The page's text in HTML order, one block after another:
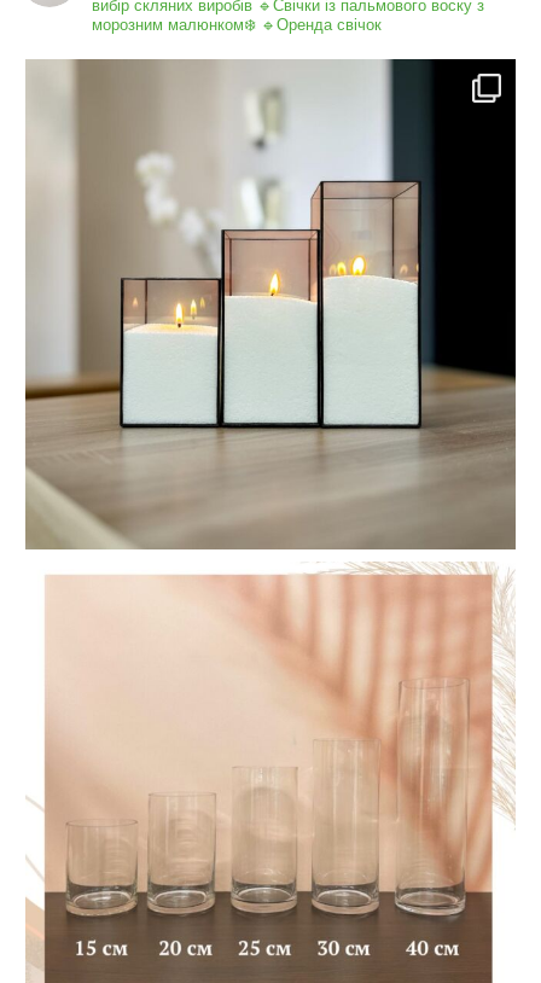
вибір скляних виробів 🔹Свічки із пальмового воску з
морозним малюнком❄️ 🔹Оренда свічок